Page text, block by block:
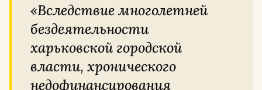
«Вследствие многолетней
бездеятельности
харьковской городской
власти, хронического
недофинансирования